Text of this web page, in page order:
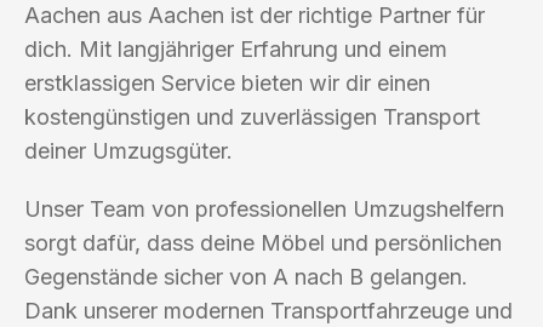
Aachen aus Aachen ist der richtige Partner für
dich. Mit langjähriger Erfahrung und einem
erstklassigen Service bieten wir dir einen
kostengünstigen und zuverlässigen Transport
deiner Umzugsgüter.
Unser Team von professionellen Umzugshelfern
sorgt dafür, dass deine Möbel und persönlichen
Gegenstände sicher von A nach B gelangen.
Dank unserer modernen Transportfahrzeuge und